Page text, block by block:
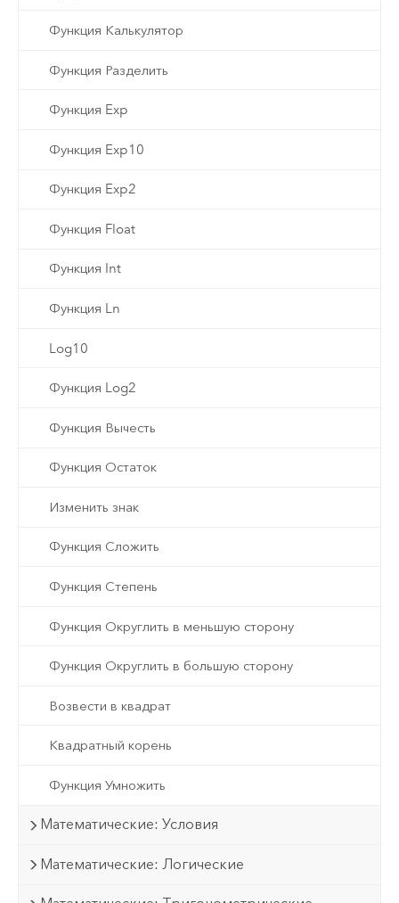
Функция Калькулятор
Функция Разделить
Функция Exp
Функция Exp10
Функция Exp2
Функция Float
Функция Int
Функция Ln
Log10
Функция Log2
Функция Вычесть
Функция Остаток
Изменить знак
Функция Сложить
Функция Степень
Функция Округлить в меньшую сторону
Функция Округлить в большую сторону
Возвести в квадрат
Квадратный корень
Функция Умножить
Математические: Условия
Математические: Логические